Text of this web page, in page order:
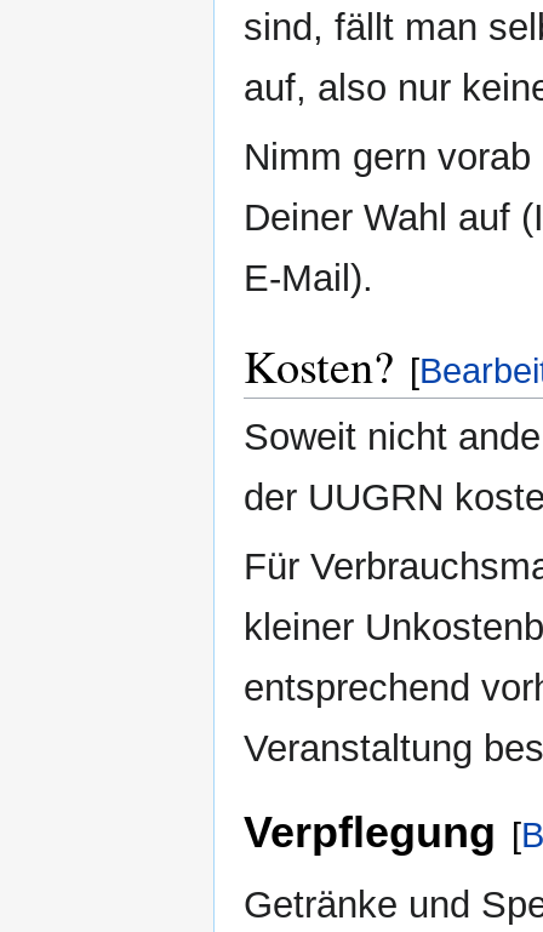
sind, fällt man
auf, also nur
Nimm gern
Deiner Wahl auf
E-Mail).
Kosten? [
Soweit nicht
der UUGRN
Für
kleiner
entsprechend
Veranstaltung
Verpflegung [
Getränke und